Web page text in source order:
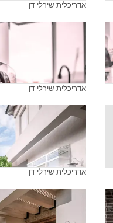
אדריכלית שירלי דן
אדריכלית שירלי דן
אדריכלית שירלי דן